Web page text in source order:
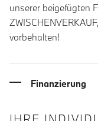
unserer beigefügten
vorbehalten!
Finanzierung